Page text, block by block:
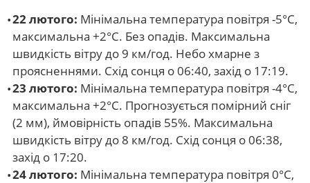
22 лютого: Мінімальна температура повітря -5°С,
максимальна +2°С. Без опадів. Максимальна
швидкість вітру до 9 км/год. Небо хмарне з
проясненнями. Схід сонця о 06:40, захід о 17:19.
23 лютого: Мінімальна температура повітря -4°С,
максимальна +2°С. Прогнозується помірний сніг
(2 мм), ймовірність опадів 55%. Максимальна
швидкість вітру до 8 км/год. Схід сонця о 06:38,
захід о 17:20.
24 лютого: Мінімальна температура повітря 0°С,